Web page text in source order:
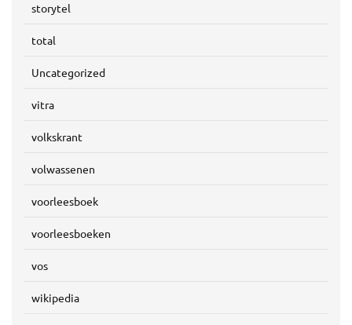
storytel
total
Uncategorized
vitra
volkskrant
volwassenen
voorleesboek
voorleesboeken
vos
wikipedia